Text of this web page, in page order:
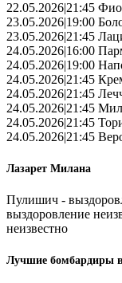
22.05.2026|21:45
23.05.2026|19:00
23.05.2026|21:45
24.05.2026|16:00
24.05.2026|19:00
24.05.2026|21:45
24.05.2026|21:45
24.05.2026|21:45
24.05.2026|21:45
24.05.2026|21:45
Лазарет Милана
Пулишич -
выздоровление
неизвестно
Лучшие бомбардиры